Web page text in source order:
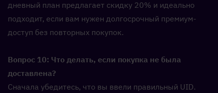
дневный план предлагает скидку 20% и идеально
подходит, если вам нужен долгосрочный премиум-
доступ без повторных покупок.
Вопрос 10: Что делать, если покупка не была
доставлена?
Сначала убедитесь, что вы ввели правильный UID.